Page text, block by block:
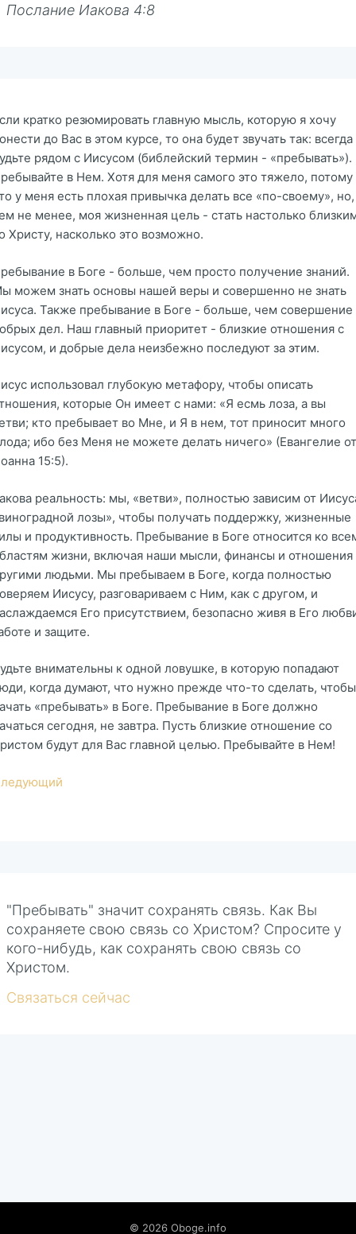
Послание Иакова 4:8
кратко резюмировать главную мысль, которую я хочу
до Вас в этом курсе, то она будет звучать так: всегда
рядом с Иисусом (библейский термин - «пребывать»).
в Нем. Хотя для меня самого это тяжело, потому
у меня есть плохая привычка делать все «по-своему», но,
не менее, моя жизненная цель - стать настолько
Христу, насколько это возможно.
в Боге - больше, чем просто получение знаний.
можем знать основы нашей веры и совершенно не знать
Также пребывание в Боге - больше, чем совершение
дел. Наш главный приоритет - близкие отношения с
и добрые дела неизбежно последуют за этим.
использовал глубокую метафору, чтобы описать
которые Он имеет с нами: «Я есмь лоза, а вы
кто пребывает во Мне, и Я в нем, тот приносит много
ибо без Меня не можете делать ничего» (Евангелие от
15:5).
реальность: мы, «ветви», полностью зависим от
лозы», чтобы получать поддержку, жизненные
и продуктивность. Пребывание в Боге относится ко
жизни, включая наши мысли, финансы и отношения
людьми. Мы пребываем в Боге, когда полностью
Иисусу, разговариваем с Ним, как с другом, и
Его присутствием, безопасно живя в Его
и защите.
внимательны к одной ловушке, в которую попадают
когда думают, что нужно прежде что-то сделать, чтобы
«пребывать» в Боге. Пребывание в Боге должно
сегодня, не завтра. Пусть близкие отношение со
будут для Вас главной целью. Пребывайте в Нем!
"Пребывать" значит сохранять связь. Как Вы
сохраняете свою связь со Христом? Спросите у
кого-нибудь, как сохранять свою связь со
Христом.
Связаться сейчас
© 2026 Oboge.info